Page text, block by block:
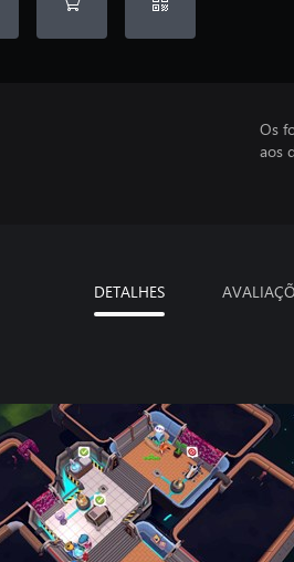
Os
aos
DETALHES